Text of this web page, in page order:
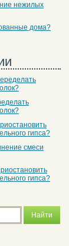
нежилых
дома?
гипса?
смеси
гипса?